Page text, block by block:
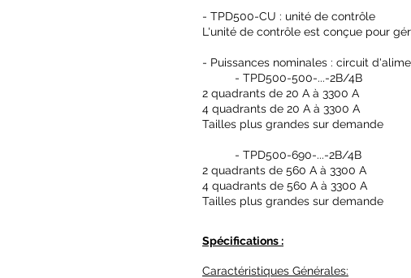
- TPD500-CU : unité de contrôle
L'unité de contrôle est conçue pour
- Puissances nominales : circuit
- TPD500-500-...-2B/4B
2 quadrants de 20 A à 3300 A
4 quadrants de 20 A à 3300 A
Tailles plus grandes sur demande
- TPD500-690-...-2B/4B
2 quadrants de 560 A à 3300 A
4 quadrants de 560 A à 3300 A
Tailles plus grandes sur demande
Spécifications :
Caractéristiques Générales: